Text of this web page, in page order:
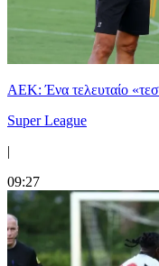
ΑΕΚ: Ένα τελευταίο
Super League
|
09:27